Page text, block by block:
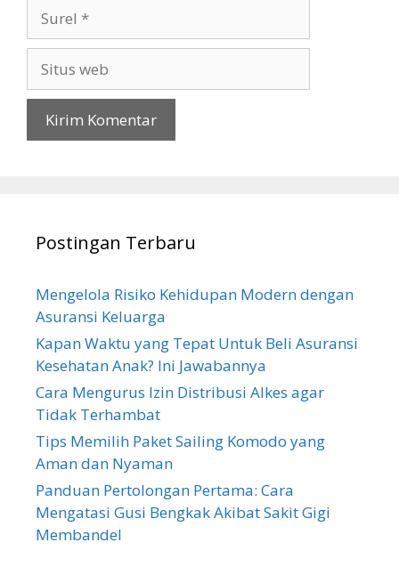
web
Postingan Terbaru
Mengelola Risiko Kehidupan Modern dengan
Asuransi Keluarga
Kapan Waktu yang Tepat Untuk Beli Asuransi
Kesehatan Anak? Ini Jawabannya
Cara Mengurus Izin Distribusi Alkes agar
Tidak Terhambat
Tips Memilih Paket Sailing Komodo yang
Aman dan Nyaman
Panduan Pertolongan Pertama: Cara
Mengatasi Gusi Bengkak Akibat Sakit Gigi
Membandel